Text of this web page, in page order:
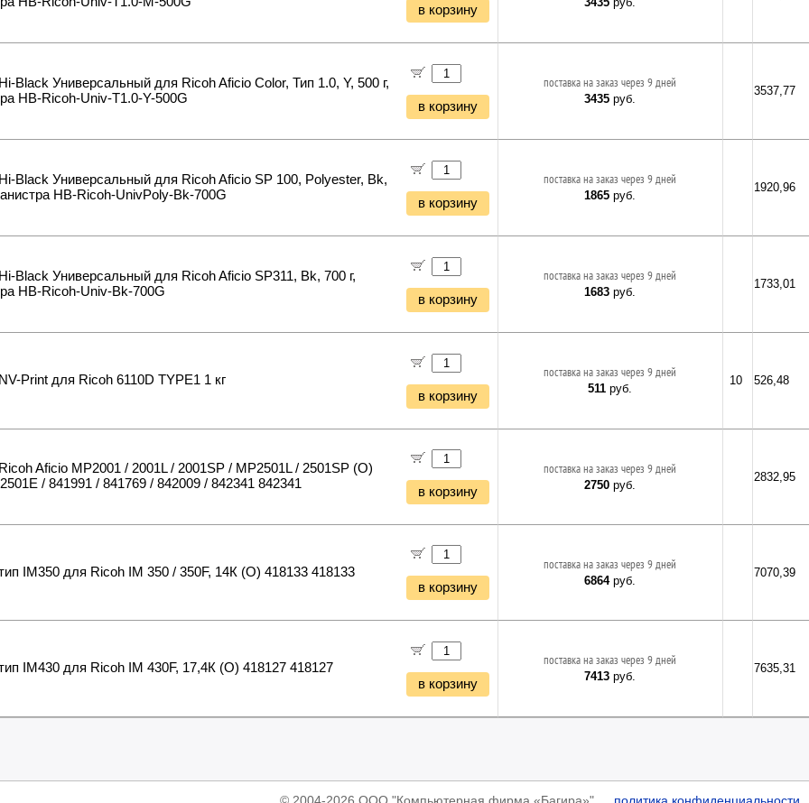
в корзину
Black Универсальный для Ricoh Aficio Color, Тип 1.0, Y, 500 г,
HB-Ricoh-Univ-T1.0-Y-500G
в корзину
поставка на заказ через 9 дней
3435 руб.
3537,77
Black Универсальный для Ricoh Aficio SP 100, Polyester, Bk,
HB-Ricoh-UnivPoly-Bk-700G
в корзину
поставка на заказ через 9 дней
1865 руб.
1920,96
Black Универсальный для Ricoh Aficio SP311, Bk, 700 г,
HB-Ricoh-Univ-Bk-700G
в корзину
поставка на заказ через 9 дней
1683 руб.
1733,01
Print для Ricoh 6110D TYPE1 1 кг
в корзину
поставка на заказ через 9 дней
511 руб.
10 526,48
Aficio MP2001 / 2001L / 2001SP / MP2501L / 2501SP (O)
/ 841991 / 841769 / 842009 / 842341 842341
в корзину
поставка на заказ через 9 дней
2750 руб.
2832,95
IM350 для Ricoh IM 350 / 350F, 14К (O) 418133 418133
в корзину
поставка на заказ через 9 дней
6864руб.
7070,39
IM430 для Ricoh IM 430F, 17,4К (O) 418127 418127
в корзину
поставка на заказ через 9 дней
7413 руб.
7635,31